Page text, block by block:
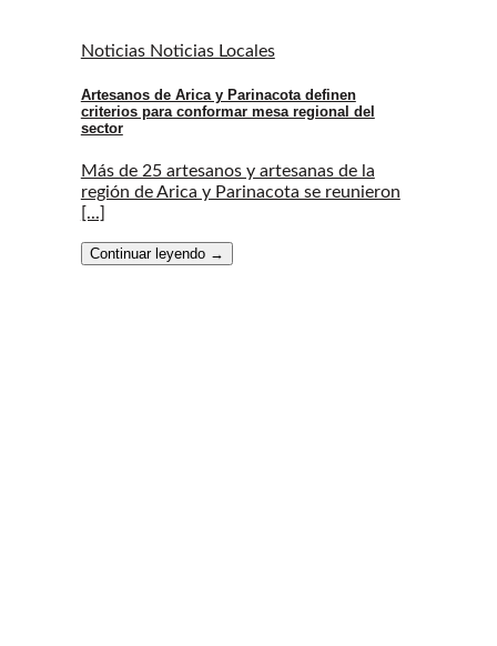
Noticias Noticias Locales
Artesanos de Arica y Parinacota definen
criterios para conformar mesa regional del
sector
Más de 25 artesanos y artesanas de la
región de Arica y Parinacota se reunieron
[...]
Continuar leyendo →